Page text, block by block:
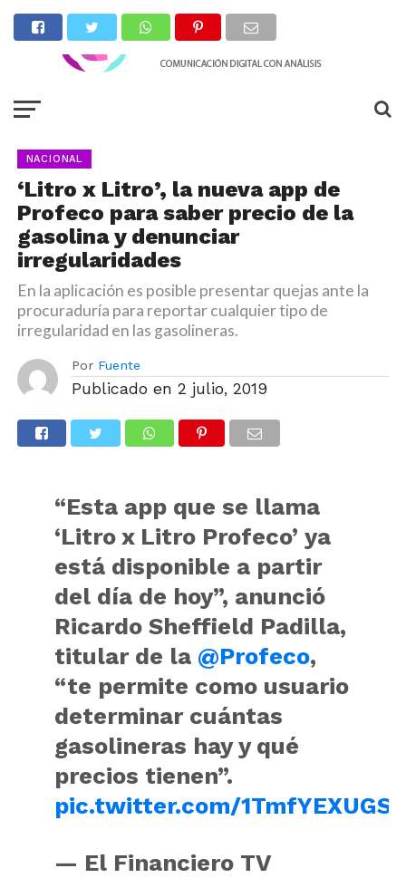
NACIONAL
‘Litro x Litro’, la nueva app de
Profeco para saber precio de la
gasolina y denunciar
irregularidades
En la aplicación es posible presentar quejas ante la
procuraduría para reportar cualquier tipo de
irregularidad en las gasolineras.
Por Fuente
Publicado en 2 julio, 2019
“Esta app que se llama
‘Litro x Litro Profeco’ ya
está disponible a partir
del día de hoy”, anunció
Ricardo Sheffield Padilla,
titular de la @Profeco,
“te permite como usuario
determinar cuántas
gasolineras hay y qué
precios tienen”.
pic.twitter.com/1TmfYEXUGS
— El Financiero TV